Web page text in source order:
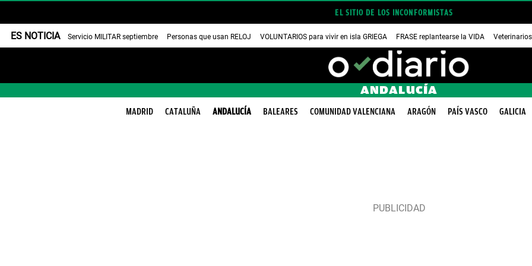
EL SITIO DE LOS INCONFORMISTAS
ES NOTICIA Servicio MILITAR septiembre Personas que usan RELOJ VOLUNTARIOS para vivir en isla GRIEGA FRASE replantearse la VIDA Veterinarios
ANDALUCÍA
MADRID CATALUÑA ANDALUCÍA BALEARES COMUNIDAD VALENCIANA ARAGÓN PAÍS VASCO GALICIA